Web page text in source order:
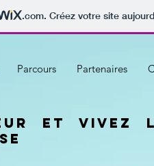
.com. Créez votre site
Parcours Partenaires
et vivez